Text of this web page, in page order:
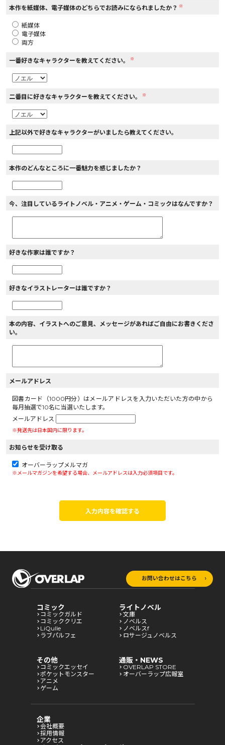
本作を紙媒体、電子媒体のどちらでお読みになられましたか？ ※
紙媒体
電子媒体
両方
一番好きなキャラクターを教えてください。 ※
二番目に好きなキャラクターを教えてください。 ※
上記以外で好きなキャラクターがいましたら教えてください。
本作のどんなところに一番魅力を感じましたか？
今、注目しているライトノベル・アニメ・ゲーム・コミックはなんですか？
好きな作家は誰ですか？
好きなイラストレーターは誰ですか？
本の内容、イラストへのご意見、メッセージがあればご自由にお書きくださ
い。
メールアドレス
図書カード（1000円分）はメールアドレスを入力いただいた方の中から
毎月抽選で10名に当選いたします。
メールアドレス
※発送先は日本国内に限ります。
お知らせを受け取る
オーバーラップメルマガ
※メールマガジンを希望する場合、メールアドレスは入力必須項目です。
入力内容を確認する
お問い合わせはこちら
コミック
コミックガルド
コミッククリエ
LiQulle
ラブパルフェ
ライトノベル
文庫
ノベルス
ノベルスf
ロサージュノベルス
その他
コミックエッセイ
ポケットモンスター
アニメ
ゲーム
通販・NEWS
OVERLAP STORE
オーバーラップ広報室
企業
会社概要
採用情報
アクセス